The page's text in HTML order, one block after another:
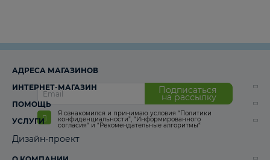
Подписаться
на рассылку
Я ознакомился и принимаю условия “Политики
конфиденциальности”, “Информированного
согласия“ и “Рекомендательные алгоритмы“
АДРЕСА МАГАЗИНОВ
ИНТЕРНЕТ-МАГАЗИН
ПОМОЩЬ
УСЛУГИ
Дизайн-проект